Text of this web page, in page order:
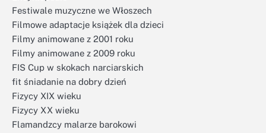
Festiwale muzyczne we Włoszech
Filmowe adaptacje książek dla dzieci
Filmy animowane z 2001 roku
Filmy animowane z 2009 roku
FIS Cup w skokach narciarskich
fit śniadanie na dobry dzień
Fizycy XIX wieku
Fizycy XX wieku
Flamandzcy malarze barokowi